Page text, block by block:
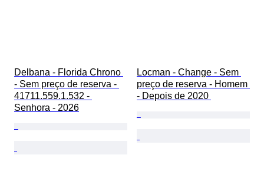
Delbana - Florida Chrono
- Sem preço de reserva -
41711.559.1.532 -
Senhora - 2026
Locman - Change - Sem
preço de reserva - Homem
- Depois de 2020